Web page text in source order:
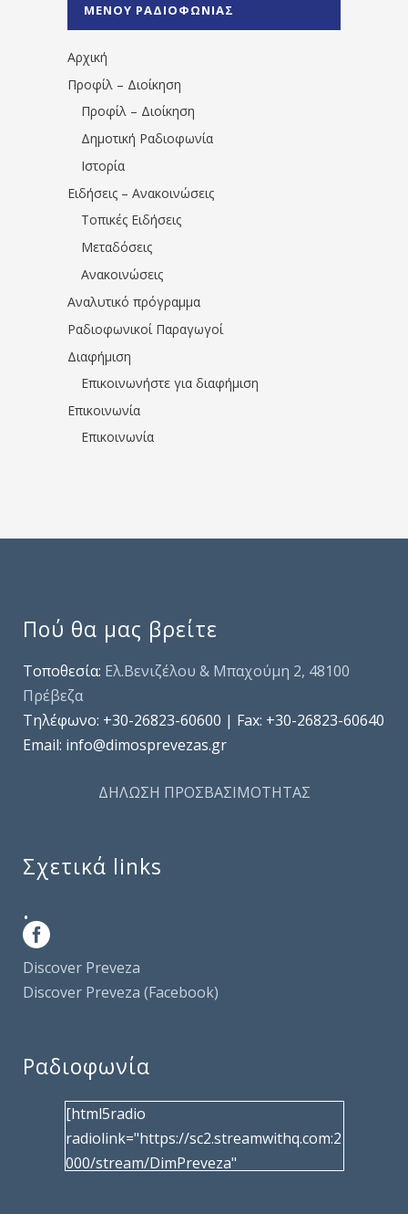
1531194763766854/" artist="" ]
ΜΕΝΟΥ ΡΑΔΙΟΦΩΝΙΑΣ
Αρχική
Προφίλ – Διοίκηση
Προφίλ – Διοίκηση
Δημοτική Ραδιοφωνία
Ιστορία
Ειδήσεις – Ανακοινώσεις
Τοπικές Ειδήσεις
Μεταδόσεις
Ανακοινώσεις
Αναλυτικό πρόγραμμα
Ραδιοφωνικοί Παραγωγοί
Διαφήμιση
Επικοινωνήστε για διαφήμιση
Επικοινωνία
Επικοινωνία
Πού θα μας βρείτε
Τοποθεσία: Ελ.Βενιζέλου & Μπαχούμη 2, 48100
Πρέβεζα
Τηλέφωνo: +30-26823-60600 | Fax: +30-26823-60640
Email: info@dimosprevezas.gr
ΔΗΛΩΣΗ ΠΡΟΣΒΑΣΙΜΟΤΗΤΑΣ
Σχετικά links
.
Discover Preveza
Discover Preveza (Facebook)
Ραδιοφωνία
[html5radio
radiolink="https://sc2.streamwithq.com:2
000/stream/DimPreveza"